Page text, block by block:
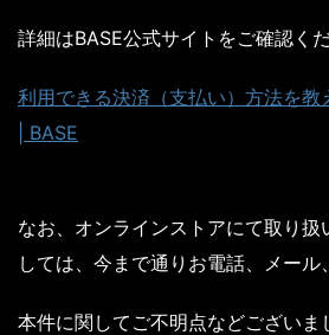
詳細はBASE公式サイトをご確認くだ
利用できる決済（支払い）方法を
| BASE
なお、オンラインストアにて取り扱
しては、今まで通りお電話、メール
本件に関してご不明点などございま